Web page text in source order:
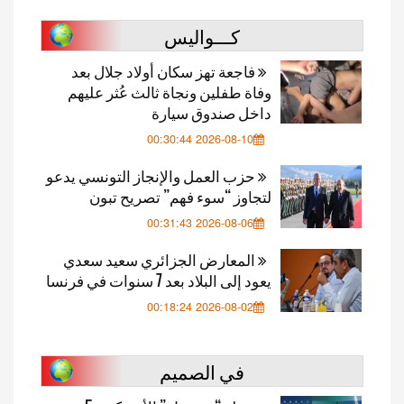
كـــواليس
فاجعة تهز سكان أولاد جلال بعد
وفاة طفلين ونجاة ثالث عُثر عليهم
داخل صندوق سيارة
2026-08-10 00:30:44
حزب العمل والإنجاز التونسي يدعو
لتجاوز “سوء فهم” تصريح تبون
2026-08-06 00:31:43
المعارض الجزائري سعيد سعدي
يعود إلى البلاد بعد 7 سنوات في فرنسا
2026-08-02 00:18:24
في الصميم